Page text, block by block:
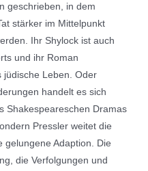
geschrieben, in dem
stärker im Mittelpunkt
Ihr Shylock ist auch
und ihr Roman
jüdische Leben. Oder
handelt es sich
Shakespeareschen Dramas
Pressler weitet die
gelungene Adaption. Die
die Verfolgungen und